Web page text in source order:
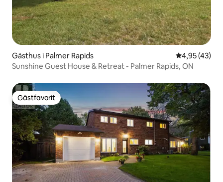
Gästhus i Palmer Rapids 4,95 av 5 i
4,95 (43)
Sunshine Guest House & Retreat - Palmer Rapids, ON
Gästfavorit
Gästfavorit